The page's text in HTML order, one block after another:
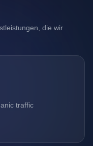
die wir
traffic